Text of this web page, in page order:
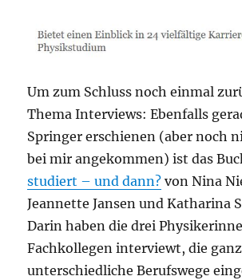
Um zum Schluss noch einmal
Thema Interviews: Ebenfalls
Springer erschienen (aber noch
bei mir angekommen) ist das
studiert – und dann? von Nina
Jeannette Jansen und Katharina
Darin haben die drei
Fachkollegen interviewt, die ganz
unterschiedliche Berufswege